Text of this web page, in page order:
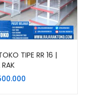
TIPE RR 16 |